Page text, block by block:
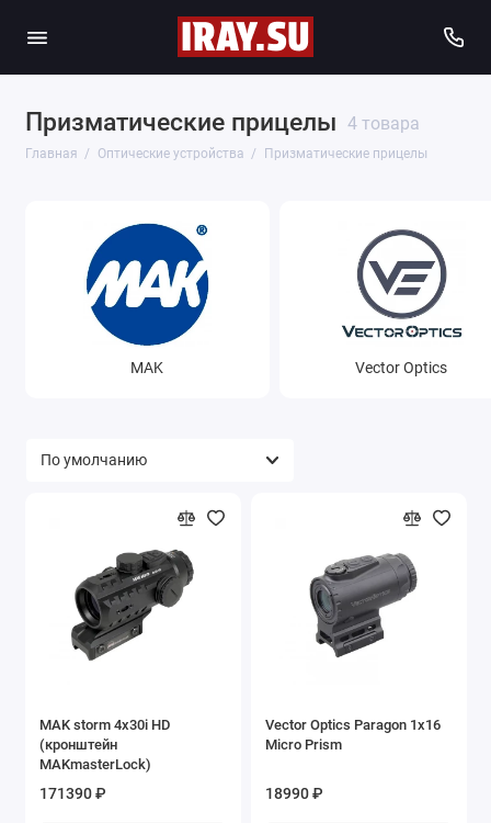
Призматические прицелы 4 товара
Главная Оптические устройства Призматические прицелы
MAK Vector Optics
MAK storm 4x30i HD
(кронштейн
MAKmasterLock)
171390 ₽
Vector Optics Paragon 1x16
Micro Prism
18990 ₽